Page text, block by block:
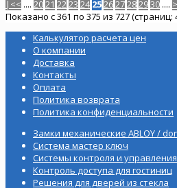
|<< .... 2021 2223 24 252627282930 .... >
Показано с 361 по 375 из 727 (страниц:
Калькулятор расчета цен
О компании
Доставка
Контакты
Оплата
Политика возврата
Политика конфиденциальности
Замки механические ABLOY /
Система мастер ключ
Системы контроля и
Контроль доступа для гостиниц
Решения для дверей из стекла